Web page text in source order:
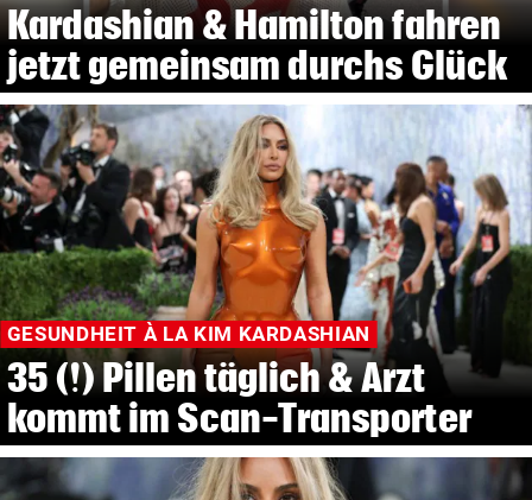
Kardashian & Hamilton fahren
jetzt gemeinsam durchs Glück
GESUNDHEIT À LA KIM KARDASHIAN
35 (!) Pillen täglich & Arzt
kommt im Scan-Transporter